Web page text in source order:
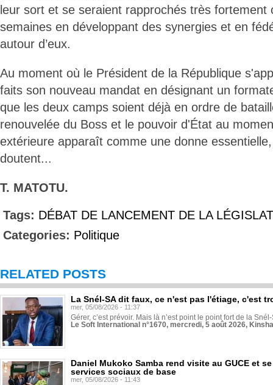
leur sort et se seraient rapprochés très fortement
semaines en développant des synergies et en
autour d’eux.
Au moment où le Président de la République
faits son nouveau mandat en désignant un
que les deux camps soient déjà en ordre de
renouvelée du Boss et le pouvoir d'État au
extérieure apparaît comme une donne
doutent...
T. MATOTU.
Tags: DÉBAT DE LANCEMENT DE LA
Categories: Politique
RELATED POSTS
La Snél-SA dit faux, ce n'est pas l'étiage, c'est
mer, 05/08/2026 - 11:37
Gérer, c’est prévoir. Mais là n’est point le point fort de la
Le Soft International n°1670, mercredi, 5 août 2026,
Daniel Mukoko Samba rend visite au GUCE et
services sociaux de base
mer, 05/08/2026 - 11:43